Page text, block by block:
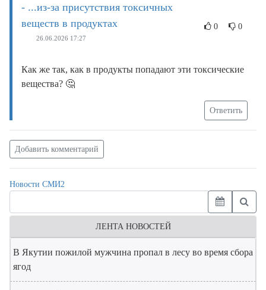
- ...из-за присутствия токсичных
веществ в продуктах
26.06.2026 17:27
0 0
Как же так, как в продукты попадают эти токсические
вещества? 🤔
Ответить
Добавить комментарий
Новости СМИ2
ЛЕНТА НОВОСТЕЙ
В Якутии пожилой мужчина пропал в лесу во время сбора
ягод